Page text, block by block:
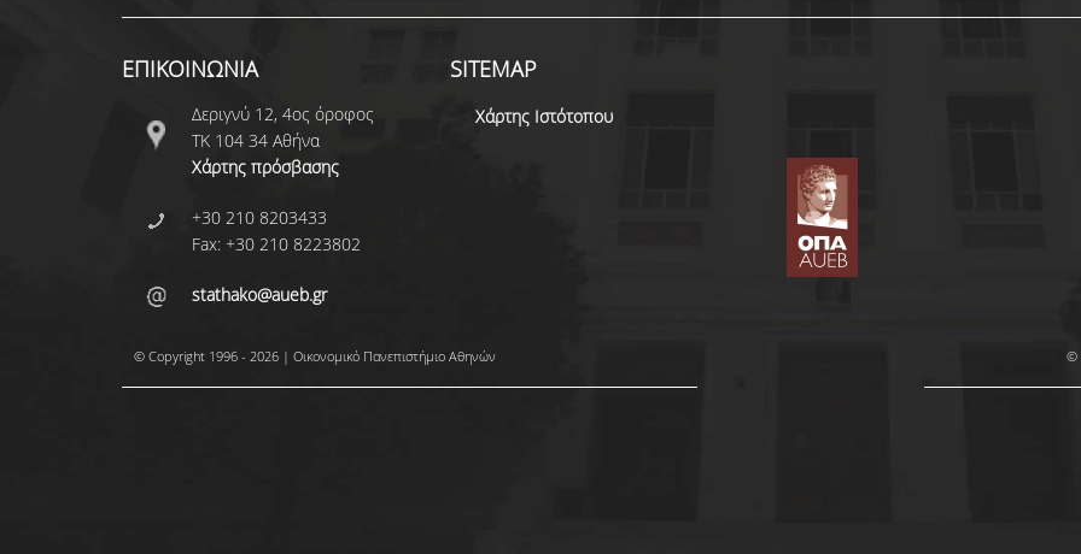
ΕΠΙΚΟΙΝΩΝΙΑ
Δεριγνύ 12, 4ος όροφος
ΤΚ 104 34 Αθήνα
Χάρτης πρόσβασης
+30 210 8203433
Fax: +30 210 8223802
stathako@aueb.gr
SITEMAP
Χάρτης Ιστότοπου
© Copyright 1996 - 2026 | Οικονομικό Πανεπιστήμιο Αθηνών ©